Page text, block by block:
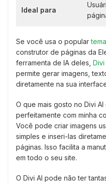
Ideal para
Se você usa o popular
construtor de páginas da
ferramenta de IA deles, Divi
permite gerar imagens,
diretamente na sua
O que mais gosto no Divi
perfeitamente com minha
Você pode criar imagens
simples e inseri-las
páginas. Isso facilita a
em todo o seu site.
O Divi AI pode não ter